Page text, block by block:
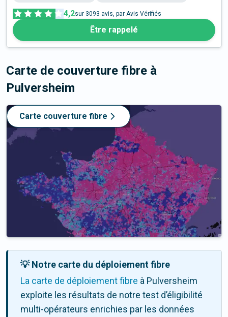
4,2sur 3093 avis, par Avis Vérifiés
Être rappelé
Carte de couverture fibre à
Pulversheim
Carte couverture fibre
💡 Notre carte du déploiement fibre
La carte de déploiement fibre à Pulversheim
exploite les résultats de notre test d’éligibilité
multi-opérateurs enrichies par les données